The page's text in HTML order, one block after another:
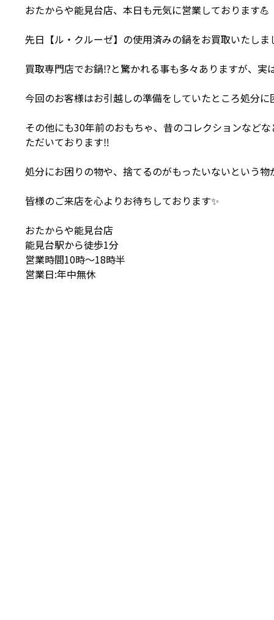
おたからや能見台店、本日も元気に営業しております💪
先日【ル・クルーゼ】の使用済みの鍋をお買取いたしま
買取専門店でお鍋⁉️と驚かれる事も多々ありますが、実
今回のお客様はお引越しの準備をしていたところ処分
その他にも30年前のおもちゃ、昔のコレクションなど
ただいております‼️
処分にお困りの物や、捨てるのがもったいないという
皆様のご来店を心よりお待ちしております✨
おたからや能見台店
能見台駅から徒歩1分
営業時間10時〜18時半
営業日:年中無休